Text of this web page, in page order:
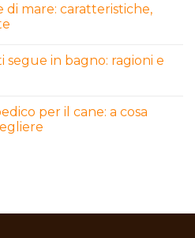
di mare: caratteristiche,
segue in bagno: ragioni e
per il cane: a cosa